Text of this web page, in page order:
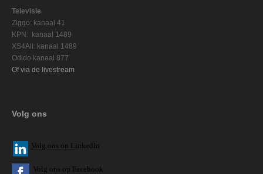
Televisie
Ziggo: kanaal 41
KPN: kanaal 1489
XS4All: kanaal 1489
Odido kanaal 877
Of via de livestream
Volg ons
Volg ons op L inkedIn
Volg ons op Facebook